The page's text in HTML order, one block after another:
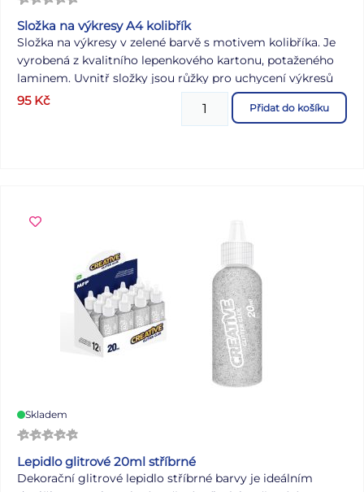
Složka na výkresy A4 kolibřík
Složka na výkresy v zelené barvě s motivem kolibříka. Je
vyrobená z kvalitního lepenkového kartonu, potaženého
laminem. Uvnitř složky jsou růžky pro uchycení výkresů
A4. Složka je opatřená gumičkou pro pevné uzavření a
průhmatem pro snadné přenášení. Výkresy tak zůstanou
95 Kč Přidat do košíku
Skladem
Lepidlo glitrové 20ml stříbrné
Dekorační glitrové lepidlo stříbrné barvy je ideálním